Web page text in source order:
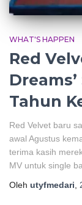
WHAT'S HAPPEN
Red
Tahun
Red Velvet baru
awal Agustus
terima kasih
MV untuk single
Oleh utyfmedari